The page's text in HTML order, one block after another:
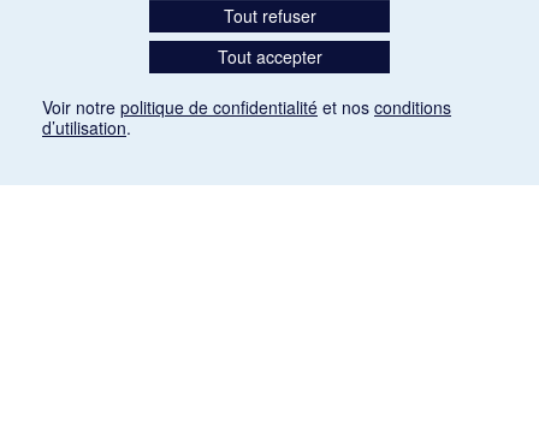
Tout refuser
Tout accepter
Voir notre politique de confidentialité et nos conditions
d’utilisation.